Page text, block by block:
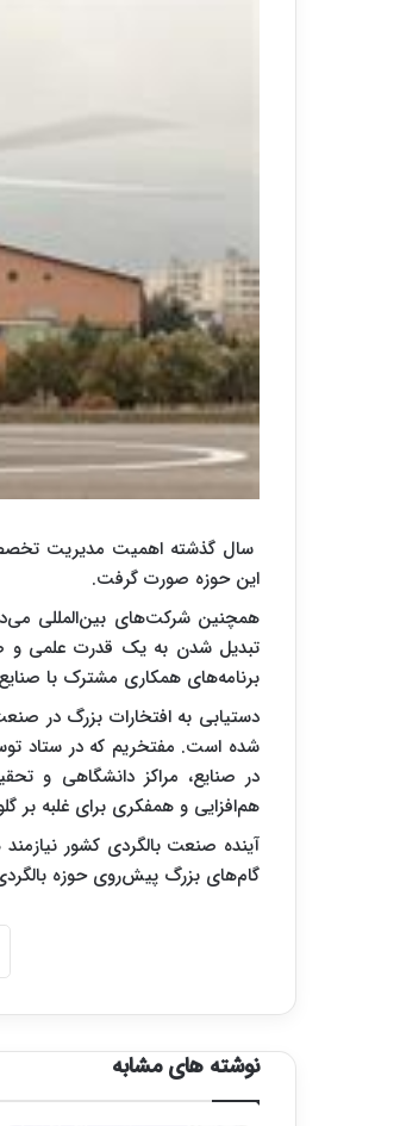
سال گذشته اهمیت مدیریت
این حوزه صورت گرفت.
همچنین شرکت‌های بین‌المللی
تبدیل شدن به یک قدرت علمی و
برنامه‌های همکاری مشترک با
دستیابی به افتخارات بزرگ در
شده است. مفتخریم که در ستاد
هم‌افزایی و همفکری برای غلبه بر
آینده صنعت بالگردی کشور
گام‌های بزرگ پیش‌روی حوزه
نوشته های مشابه